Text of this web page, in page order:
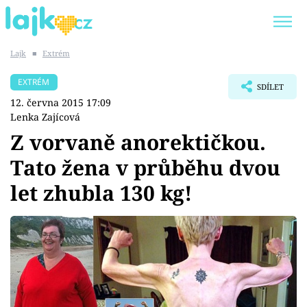
SHOPAHOLICADEL
Témata
Showbyznys
Youtubeři
Virály
Lajk ■ Extrém
EXTRÉM
12. června 2015 17:09
Lenka Zajícová
SDÍLET
Z vorvaně anorektičkou.
Tato žena v průběhu dvou
let zhubla 130 kg!